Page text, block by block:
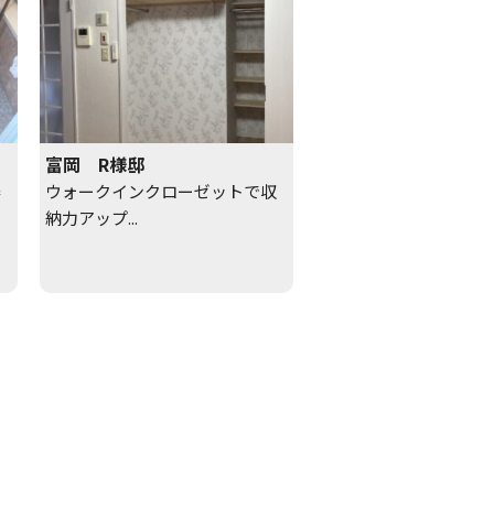
富岡 R様邸
ウォークインクローゼットで収
納力アップ...